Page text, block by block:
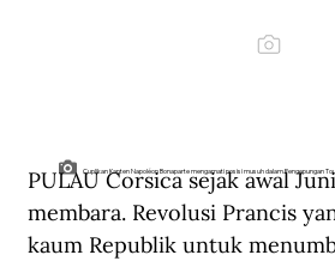
Cuplikan Kapten Napoléon Bonaparte mengamati posisi musuh dalam Pengepungan
PULAU Corsica sejak awal
membara. Revolusi Prancis
kaum Republik untuk